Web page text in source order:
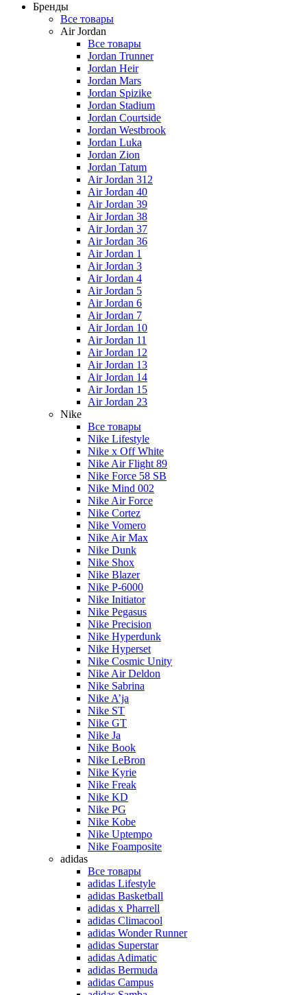
Бренды
Все товары
Air Jordan
Все товары
Jordan Trunner
Jordan Heir
Jordan Mars
Jordan Spizike
Jordan Stadium
Jordan Courtside
Jordan Westbrook
Jordan Luka
Jordan Zion
Jordan Tatum
Air Jordan 312
Air Jordan 40
Air Jordan 39
Air Jordan 38
Air Jordan 37
Air Jordan 36
Air Jordan 1
Air Jordan 3
Air Jordan 4
Air Jordan 5
Air Jordan 6
Air Jordan 7
Air Jordan 10
Air Jordan 11
Air Jordan 12
Air Jordan 13
Air Jordan 14
Air Jordan 15
Air Jordan 23
Nike
Все товары
Nike Lifestyle
Nike x Off White
Nike Air Flight 89
Nike Force 58 SB
Nike Mind 002
Nike Air Force
Nike Cortez
Nike Vomero
Nike Air Max
Nike Dunk
Nike Shox
Nike Blazer
Nike P-6000
Nike Initiator
Nike Pegasus
Nike Precision
Nike Hyperdunk
Nike Hyperset
Nike Cosmic Unity
Nike Air Deldon
Nike Sabrina
Nike A’ja
Nike ST
Nike GT
Nike Ja
Nike Book
Nike LeBron
Nike Kyrie
Nike Freak
Nike KD
Nike PG
Nike Kobe
Nike Uptempo
Nike Foamposite
adidas
Все товары
adidas Lifestyle
adidas Basketball
adidas x Pharrell
adidas Climacool
adidas Wonder Runner
adidas Superstar
adidas Adimatic
adidas Bermuda
adidas Campus